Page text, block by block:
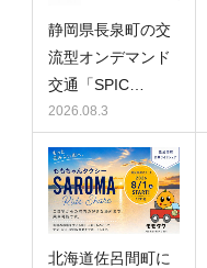
静岡県長泉町の交
流型オンデマンド
交通「SPIC…
2026.08.3
北海道佐呂間町に